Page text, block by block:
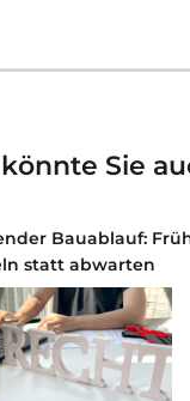
könnte Sie
Bauablauf:
statt abwarten